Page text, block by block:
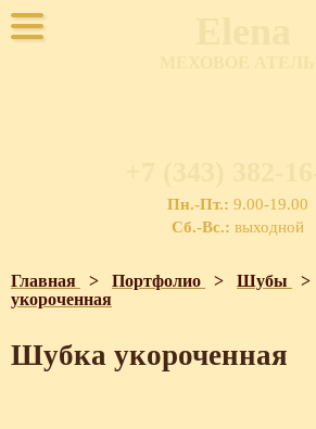
Пн.-Пт.: 9.00-19.00
Сб.-Вс.: выходной
Главная > Портфолио > Шубы >
укороченная
Шубка укороченная